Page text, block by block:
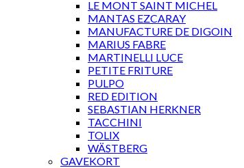
LE MONT SAINT MICHEL
MANTAS EZCARAY
MANUFACTURE DE DIGOIN
MARIUS FABRE
MARTINELLI LUCE
PETITE FRITURE
PULPO
RED EDITION
SEBASTIAN HERKNER
TACCHINI
TOLIX
WÄSTBERG
GAVEKORT